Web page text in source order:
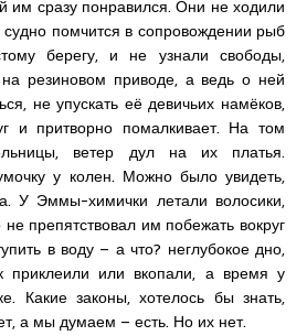
им сразу понравился. Они не ходили
судно помчится в сопровождении рыб
берегу, и не узнали свободы,
резиновом приводе, а ведь о ней
не упускать её девичьих намёков,
и притворно помалкивает. На том
ветер дул на их платья.
у колен. Можно было увидеть,
У Эммы-химички летали волосики,
препятствовал им побежать вокруг
в воду – а что? неглубокое дно,
или вкопали, а время у
Какие законы, хотелось бы знать,
а мы думаем – есть. Но их нет.